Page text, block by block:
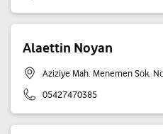
Alaettin Noyan
Aziziye Mah. Menemen Sok.
05427470385